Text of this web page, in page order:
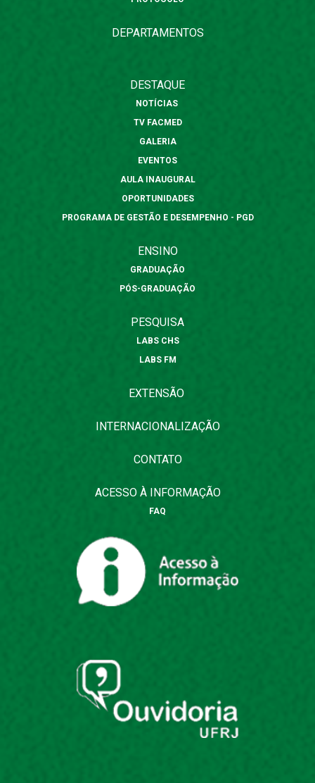
DEPARTAMENTOS
DESTAQUE
NOTÍCIAS
TV FACMED
GALERIA
EVENTOS
AULA INAUGURAL
OPORTUNIDADES
PROGRAMA DE GESTÃO E DESEMPENHO - PGD
ENSINO
GRADUAÇÃO
PÓS-GRADUAÇÃO
PESQUISA
LABS CHS
LABS FM
EXTENSÃO
INTERNACIONALIZAÇÃO
CONTATO
ACESSO À INFORMAÇÃO
FAQ